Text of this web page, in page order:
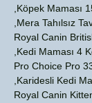
Köpek Maması
Mera Tahılsız
Royal Canin
Kedi Maması 4
Pro Choice Pro
Karidesli Kedi
Royal Canin